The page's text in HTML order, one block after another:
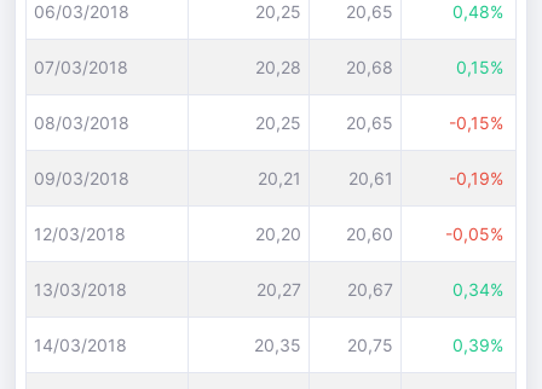
06/03/2018 20,25 20,65 0,48%
07/03/2018 20,28 20,68 0,15%
08/03/2018 20,25 20,65 -0,15%
09/03/2018 20,21 20,61 -0,19%
12/03/2018 20,20 20,60 -0,05%
13/03/2018 20,27 20,67 0,34%
14/03/2018 20,35 20,75 0,39%